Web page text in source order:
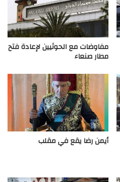
مفاوضات مع الحوثيين لإعادة فتح
مطار صنعاء
أيمن رضا يقع في مقلب